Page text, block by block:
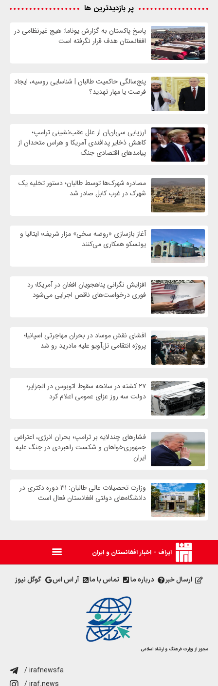
پر بازدیدترین ها
پاسخ پاکستان به گزارش یوناما: هیچ غیرنظامی در
افغانستان هدف قرار نگرفته است
پنج‌سالگی حاکمیت طالبان | شناسایی روسیه، ایجاد
فرصت‌ یا مهار تهدید؟
ارزیابی سی‌ان‌ان از علل عقب‌نشینی ترامپ؛
کاهش ذخایر پدافندی آمریکا و هراس متحدان از
پیامدهای اقتصادی جنگ
مصادره شهرک‌ها توسط طالبان؛ دستور تخلیه یک
شهرک در غرب کابل صادر شد
آغاز بازسازی «روضه سخی» مزار شریف؛ ایتالیا و
یونسکو همکاری می‌کنند
افزایش نگرانی پناهجویان افغان در آمریکا؛ رد
فوری درخواست‌های ناقص اجرایی می‌شود
افشای نقش موساد در بحران مهاجرتی اسپانیا؛
پروژه انتقامی تل‌آویو علیه مادرید رو شد
۲۷ کشته در سانحه سقوط اتوبوس در الجزایر؛
دولت سه روز عزای عمومی اعلام کرد
فشارهای چندلایه بر ترامپ؛ بحران انرژی، اعتراض
جمهوری‌خواهان و شکست راهبردی در جنگ علیه
ایران
وزارت تحصیلات عالی طالبان: ۳۱ دوره دکتری در
دانشگاه‌های دولتی افغانستان فعال است
ایراف - اخبار افغانستان و ایران
ارسال خبر درباره ما تماس با ما آر اس اس گوگل نیوز
مجوز از وزارت فرهنگ و ارشاد اسلامی
/ irafnewsfa